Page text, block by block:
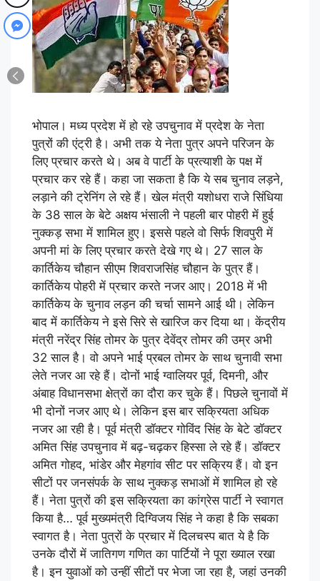
भोपाल। मध्य प्रदेश में हो रहे उपचुनाव में प्रदेश के नेता
पुत्रों की एंट्री है। अभी तक ये नेता पुत्र अपने परिजन के
लिए प्रचार करते थे। अब वे पार्टी के प्रत्याशी के पक्ष में
प्रचार कर रहे हैं। कहा जा सकता है कि ये सब चुनाव लड़ने,
लड़ाने की ट्रेनिंग ले रहे हैं। खेल मंत्री यशोधरा राजे सिंधिया
के 38 साल के बेटे अक्षय भंसाली ने पहली बार पोहरी में हुई
नुक्कड़ सभा में शामिल हुए। इससे पहले वो सिर्फ शिवपुरी में
अपनी मां के लिए प्रचार करते देखे गए थे। 27 साल के
कार्तिकेय चौहान सीएम शिवराजसिंह चौहान के पुत्र हैं।
कार्तिकेय पोहरी में प्रचार करते नजर आए। 2018 में भी
कार्तिकेय के चुनाव लड़न की चर्चा सामने आई थी। लेकिन
बाद में कार्तिकेय ने इसे सिरे से खारिज कर दिया था। केंद्रीय
मंत्री नरेंद्र सिंह तोमर के पुत्र देवेंद्र तोमर की उम्र अभी
32 साल है। वो अपने भाई प्रबल तोमर के साथ चुनावी सभा
लेते नजर आ रहे हैं। दोनों भाई ग्वालियर पूर्व, दिमनी, और
अंबाह विधानसभा क्षेत्रों का दौरा कर चुके हैं। पिछले चुनावों में
भी दोनों नजर आए थे। लेकिन इस बार सक्रियता अधिक
नजर आ रही है। पूर्व मंत्री डॉक्टर गोविंद सिंह के बेटे डॉक्टर
अमित सिंह उपचुनाव में बढ़-चढ़कर हिस्सा ले रहे हैं। डॉक्टर
अमित गोहद, भांडेर और मेहगांव सीट पर सक्रिय हैं। वो इन
सीटों पर जनसंपर्क के साथ नुक्कड़ सभाओं में शामिल हो रहे
हैं। नेता पुत्रों की इस सक्रियता का कांग्रेस पार्टी ने स्वागत
किया है… पूर्व मुख्यमंत्री दिग्विजय सिंह ने कहा है कि सबका
स्वागत है। नेता पुत्रों के प्रचार में दिलचस्प बात ये है कि
उनके दौरों में जातिगण गणित का पार्टियों ने पूरा ख्याल रखा
है। इन युवाओं को उन्हीं सीटों पर भेजा जा रहा है, जहां उनकी